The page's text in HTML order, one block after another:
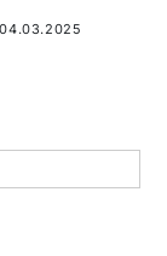
04.03.2025